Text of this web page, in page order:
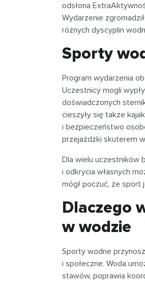
odsłona
Wydarzenie
różnych dyscyplin
Sporty
Program wydarzenia
Uczestnicy mogli
doświadczonych
cieszyły się także
i bezpieczeństwo
przejażdżki skuterem
Dla wielu uczestników
i odkrycia własnych
mógł poczuć, że sport
Dlaczego
w wodzie
Sporty wodne
i społeczne. Woda
stawów, poprawia